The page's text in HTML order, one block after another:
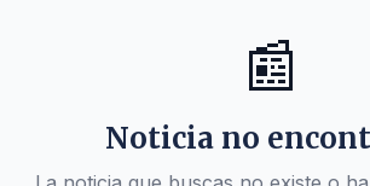
📰
Noticia no